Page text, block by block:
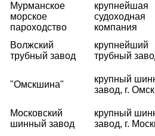
Мурманское
морское
пароходство
крупнейшая
судоходная
компания
Волжский
трубный завод
крупнейший
трубный
"Омскшина"
крупный
завод, г. Омск
Московский
шинный завод
крупный
завод, г.